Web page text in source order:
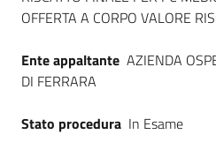
OFFERTA A CORPO VALORE
Ente appaltante AZIENDA
DI FERRARA
Stato procedura In Esame